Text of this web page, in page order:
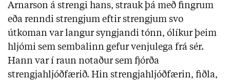
Arnarson á strengi hans, strauk þá með fingrum
eða renndi strengjum eftir strengjum svo
útkoman var langur syngjandi tónn, ólíkur þeim
hljómi sem sembalinn gefur venjulega frá sér.
Hann var í raun notaður sem fjórða
strengjahljóðfærið. Hin strengjahljóðfærin, fiðla,